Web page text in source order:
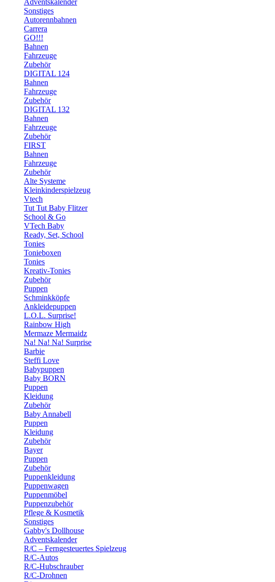
Adventskalender
Sonstiges
Autorennbahnen
Carrera
GO!!!
Bahnen
Fahrzeuge
Zubehör
DIGITAL 124
Bahnen
Fahrzeuge
Zubehör
DIGITAL 132
Bahnen
Fahrzeuge
Zubehör
FIRST
Bahnen
Fahrzeuge
Zubehör
Alte Systeme
Kleinkinderspielzeug
Vtech
Tut Tut Baby Flitzer
School & Go
VTech Baby
Ready, Set, School
Tonies
Tonieboxen
Tonies
Kreativ-Tonies
Zubehör
Puppen
Schminkköpfe
Ankleidepuppen
L.O.L. Surprise!
Rainbow High
Mermaze Mermaidz
Na! Na! Na! Surprise
Barbie
Steffi Love
Babypuppen
Baby BORN
Puppen
Kleidung
Zubehör
Baby Annabell
Puppen
Kleidung
Zubehör
Bayer
Puppen
Zubehör
Puppenkleidung
Puppenwagen
Puppenmöbel
Puppenzubehör
Pflege & Kosmetik
Sonstiges
Gabby's Dollhouse
Adventskalender
R/C – Ferngesteuertes Spielzeug
R/C-Autos
R/C-Hubschrauber
R/C-Drohnen